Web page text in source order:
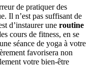
de pratiquer des
Il n’est pas suffisant de
d’instaurer une routine
cours de fitness, en se
séance de yoga à votre
favorisera non
votre bien-être